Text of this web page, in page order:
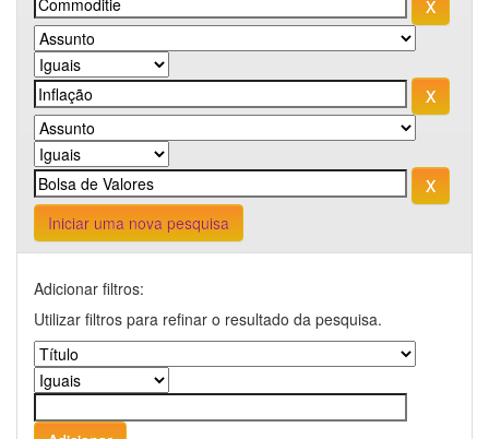
Iniciar uma nova pesquisa
Adicionar filtros:
Utilizar filtros para refinar o resultado da pesquisa.